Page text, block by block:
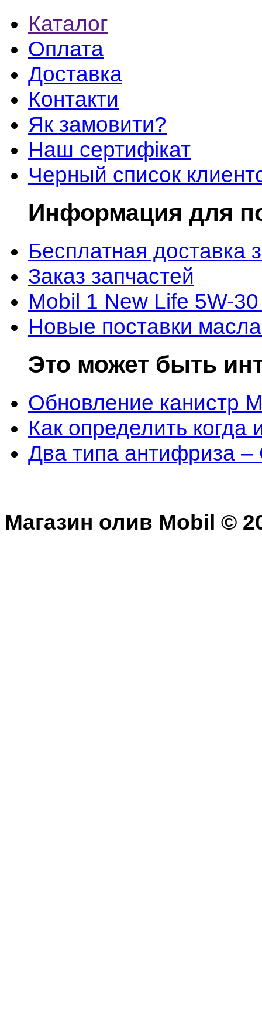
Каталог
Оплата
Доставка
Контакти
Як замовити?
Наш сертифікат
Черный список
Информация для
Бесплатная доставка
Заказ запчастей
Mobil 1 New Life 5W-
Новые поставки
Это может быть
Обновление канистр
Как определить когда
Два типа антифриза –
Магазин олив Mobil ©